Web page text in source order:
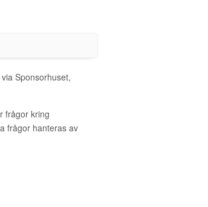
Sponsorhuset,
frågor kring
frågor hanteras av